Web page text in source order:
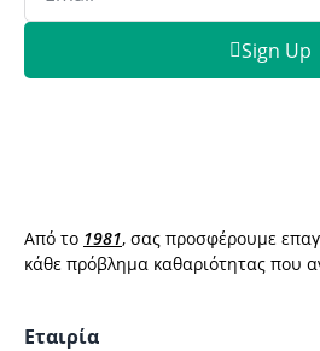
Sign Up
Από το 1981, σας προσφέρουμε
κάθε πρόβλημα καθαριότητας που
Εταιρία